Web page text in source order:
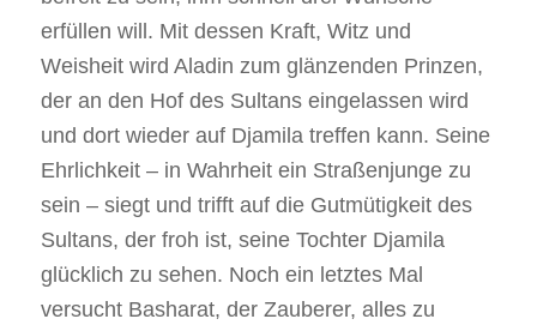
erfüllen will. Mit dessen Kraft, Witz und
Weisheit wird Aladin zum glänzenden Prinzen,
der an den Hof des Sultans eingelassen wird
und dort wieder auf Djamila treffen kann. Seine
Ehrlichkeit – in Wahrheit ein Straßenjunge zu
sein – siegt und trifft auf die Gutmütigkeit des
Sultans, der froh ist, seine Tochter Djamila
glücklich zu sehen. Noch ein letztes Mal
versucht Basharat, der Zauberer, alles zu